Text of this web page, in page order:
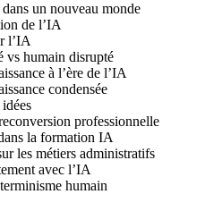
un nouveau monde
de l’IA
l’IA
vs humain disrupté
à l’ère de l’IA
condensée
professionnelle
la formation IA
les métiers administratifs
avec l’IA
humain